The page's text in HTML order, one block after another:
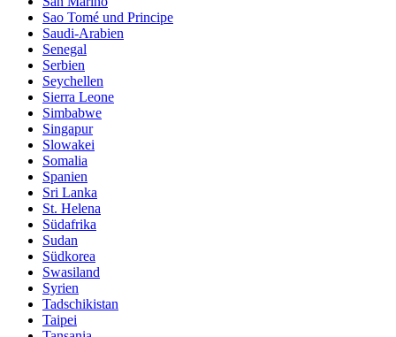
Sao Tomé und Principe
Saudi-Arabien
Senegal
Serbien
Seychellen
Sierra Leone
Simbabwe
Singapur
Slowakei
Somalia
Spanien
Sri Lanka
St. Helena
Südafrika
Sudan
Südkorea
Swasiland
Syrien
Tadschikistan
Taipei